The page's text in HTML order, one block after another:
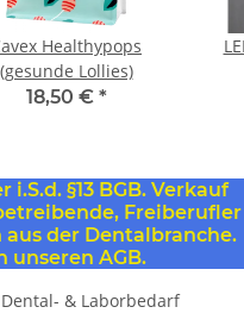
Healthypops
(gesunde Lollies)
18,50 € *
§13 BGB. Verkauf
Freiberufler
der Dentalbranche.
unseren AGB.
& Laborbedarf